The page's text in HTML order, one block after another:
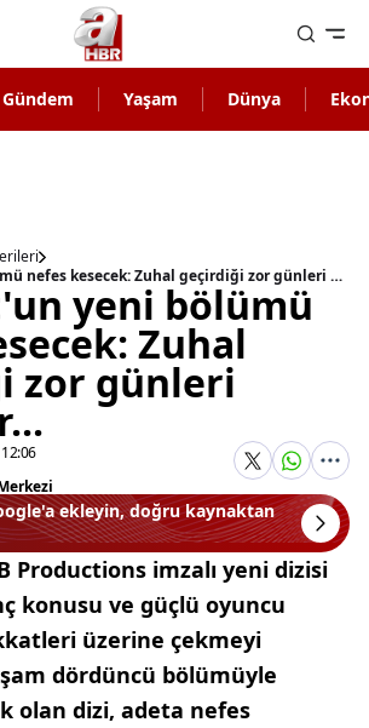
Gündem Yaşam Dünya
Karadut'un yeni bölümü nefes kesecek: Zuhal geçirdiği zor günleri atlatıyor...
yeni bölümü
Zuhal
zor günleri
ekleyin, doğru kaynaktan
Productions imzalı yeni dizisi
konusu ve güçlü oyuncu
üzerine çekmeyi
dördüncü bölümüyle
olan dizi, adeta nefes